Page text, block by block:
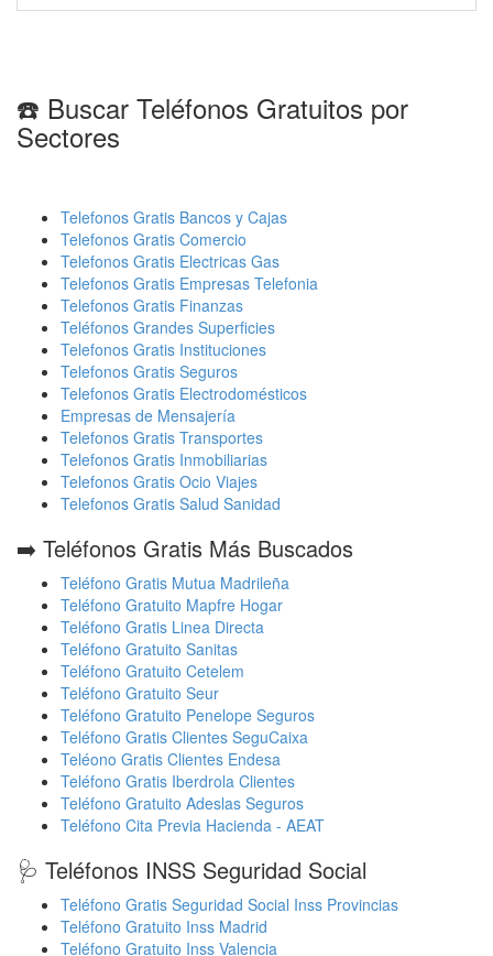
☎️ Buscar Teléfonos Gratuitos por
Sectores
Telefonos Gratis Bancos y Cajas
Telefonos Gratis Comercio
Telefonos Gratis Electricas Gas
Telefonos Gratis Empresas Telefonia
Telefonos Gratis Finanzas
Teléfonos Grandes Superficies
Telefonos Gratis Instituciones
Telefonos Gratis Seguros
Telefonos Gratis Electrodomésticos
Empresas de Mensajería
Telefonos Gratis Transportes
Telefonos Gratis Inmobiliarias
Telefonos Gratis Ocio Viajes
Telefonos Gratis Salud Sanidad
➡️ Teléfonos Gratis Más Buscados
Teléfono Gratis Mutua Madrileña
Teléfono Gratuito Mapfre Hogar
Teléfono Gratis Linea Directa
Teléfono Gratuito Sanitas
Teléfono Gratuito Cetelem
Teléfono Gratuito Seur
Teléfono Gratuito Penelope Seguros
Teléfono Gratis Clientes SeguCaixa
Teléono Gratis Clientes Endesa
Teléfono Gratis Iberdrola Clientes
Teléfono Gratuito Adeslas Seguros
Teléfono Cita Previa Hacienda - AEAT
🩺 Teléfonos INSS Seguridad Social
Teléfono Gratis Seguridad Social Inss Provincias
Teléfono Gratuito Inss Madrid
Teléfono Gratuito Inss Valencia